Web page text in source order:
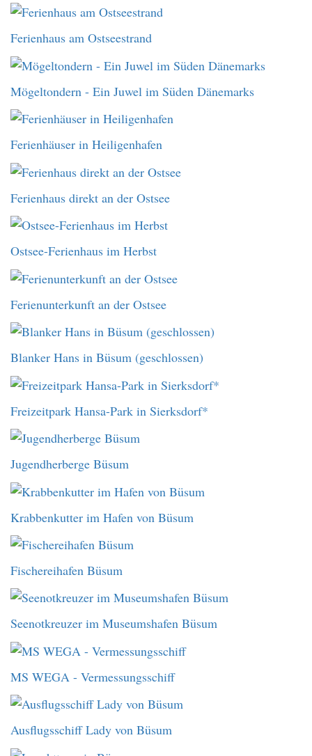
Ferienhaus am Ostseestrand
Mögeltondern - Ein Juwel im Süden Dänemarks
Ferienhäuser in Heiligenhafen
Ferienhaus direkt an der Ostsee
Ostsee-Ferienhaus im Herbst
Ferienunterkunft an der Ostsee
Blanker Hans in Büsum (geschlossen)
Freizeitpark Hansa-Park in Sierksdorf*
Jugendherberge Büsum
Krabbenkutter im Hafen von Büsum
Fischereihafen Büsum
Seenotkreuzer im Museumshafen Büsum
MS WEGA - Vermessungsschiff
Ausflugsschiff Lady von Büsum